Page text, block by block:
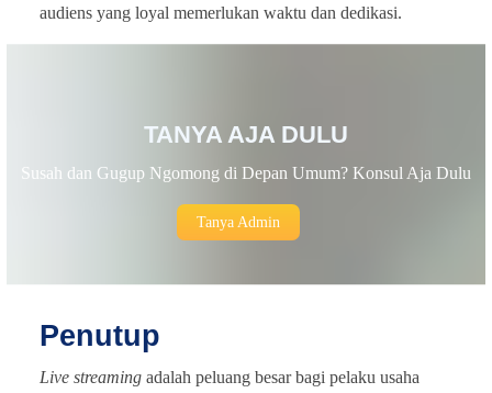
audiens yang loyal memerlukan waktu dan dedikasi.
TANYA AJA DULU
Susah dan Gugup Ngomong di Depan Umum? Konsul Aja Dulu
Tanya Admin
Penutup
Live streaming adalah peluang besar bagi pelaku usaha